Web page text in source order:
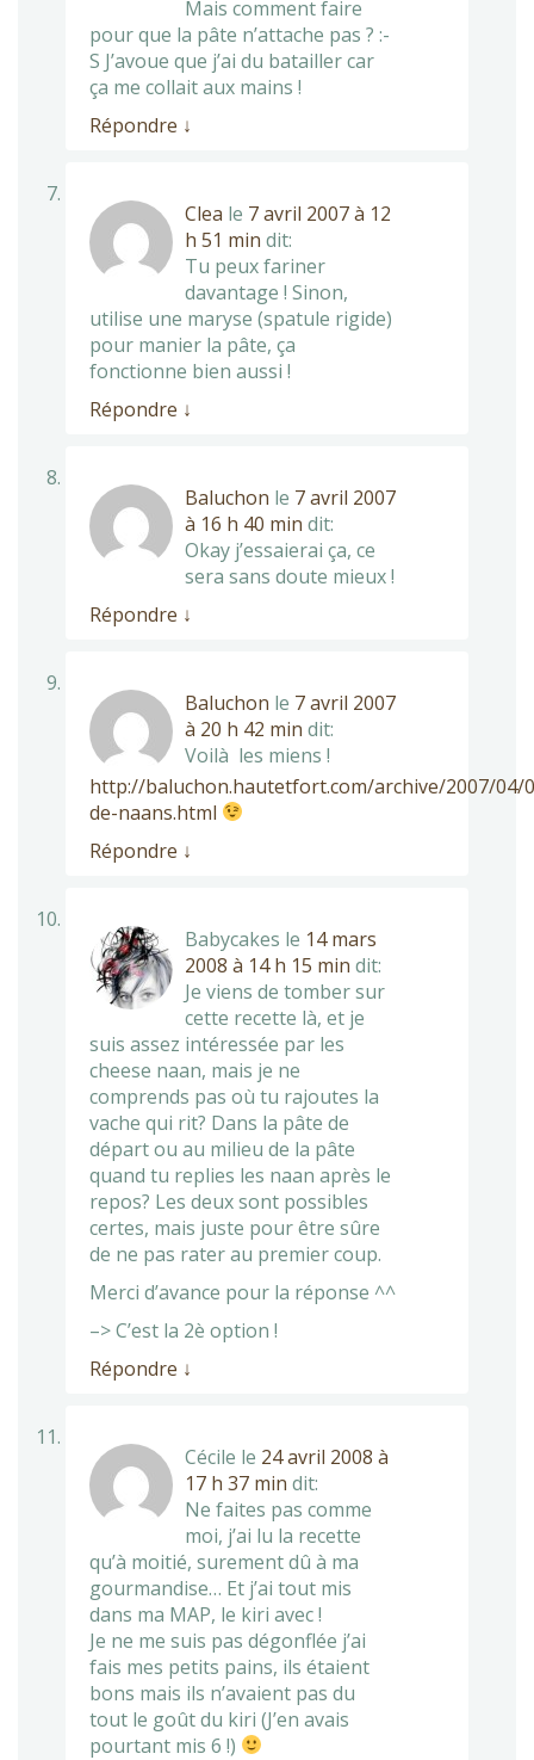
Mais comment faire
pour que la pâte n’attache pas ? :-
S J’avoue que j’ai du batailler car
ça me collait aux mains !
Répondre ↓
Clea le 7 avril 2007 à 12
h 51 min dit:
Tu peux fariner
davantage ! Sinon,
utilise une maryse (spatule rigide)
pour manier la pâte, ça
fonctionne bien aussi !
Répondre ↓
Baluchon le 7 avril 2007
à 16 h 40 min dit:
Okay j’essaierai ça, ce
sera sans doute mieux !
Répondre ↓
Baluchon le 7 avril 2007
à 20 h 42 min dit:
Voilà les miens !
http://baluchon.hautetfort.com/archive/2007/04/
de-naans.html
Répondre ↓
Babycakes le 14 mars
2008 à 14 h 15 min dit:
Je viens de tomber sur
cette recette là, et je
suis assez intéressée par les
cheese naan, mais je ne
comprends pas où tu rajoutes la
vache qui rit? Dans la pâte de
départ ou au milieu de la pâte
quand tu replies les naan après le
repos? Les deux sont possibles
certes, mais juste pour être sûre
de ne pas rater au premier coup.
Merci d’avance pour la réponse ^^
–> C’est la 2è option !
Répondre ↓
Cécile le 24 avril 2008 à
17 h 37 min dit:
Ne faites pas comme
moi, j’ai lu la recette
qu’à moitié, surement dû à ma
gourmandise… Et j’ai tout mis
dans ma MAP, le kiri avec !
Je ne me suis pas dégonflée j’ai
fais mes petits pains, ils étaient
bons mais ils n’avaient pas du
tout le goût du kiri (J’en avais
pourtant mis 6 !)